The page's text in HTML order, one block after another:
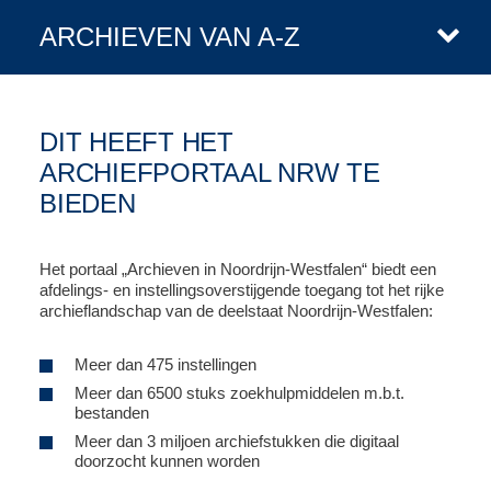
ARCHIEVEN VAN A-Z
DIT HEEFT HET
ARCHIEFPORTAAL NRW TE
BIEDEN
Het portaal „Archieven in Noordrijn-Westfalen“ biedt een
afdelings- en instellingsoverstijgende toegang tot het rijke
archieflandschap van de deelstaat Noordrijn-Westfalen:
Meer dan 475 instellingen
Meer dan 6500 stuks zoekhulpmiddelen m.b.t.
bestanden
Meer dan 3 miljoen archiefstukken die digitaal
doorzocht kunnen worden